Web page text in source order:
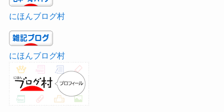
にほんブログ村
にほんブログ村